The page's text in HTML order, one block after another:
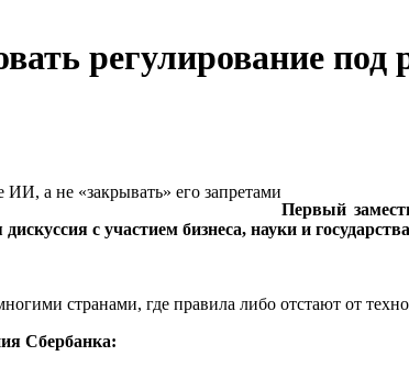
регулирование
Первый
с участием бизнеса, науки и
странами, где правила либо отстают от
Сбербанка: